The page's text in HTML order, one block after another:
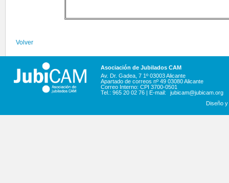
Volver
Asociación de Jubilados CAM
Av. Dr. Gadea, 7 1º 03003 Alicante
Apartado de correos nº 49 03080 Alicante
Correo Interno: CPI 3700-0501
Tel.: 965 20 02 76 | E-mail:
jubicam@jubicam.org
Diseño